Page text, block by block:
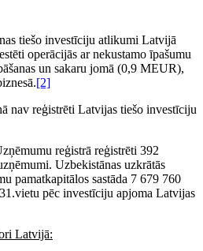
tiešo investīciju atlikumi Latvijā
operācijās ar nekustamo īpašumu
un sakaru jomā (0,9 MEUR),
[2]
nav reģistrēti Latvijas tiešo investīciju
reģistrā reģistrēti 392
Uzbekistānas uzkrātās
pamatkapitālos sastāda 7 679 760
pēc investīciju apjoma Latvijas
Latvijā: